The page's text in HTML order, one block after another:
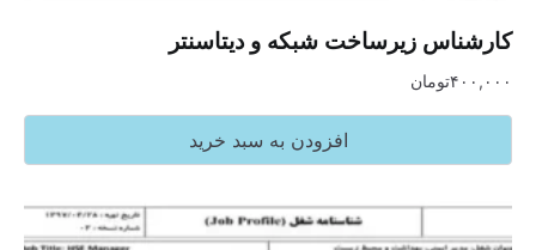
کارشناس زیرساخت شبکه و دیتاسنتر
۴۰۰,۰۰۰تومان
افزودن به سبد خرید